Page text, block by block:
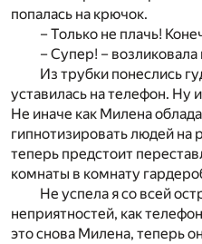
попалась на крючок.
– Только не плачь!
– Супер! – возликовала
Из трубки понеслись
уставилась на телефон. Ну
Не иначе как Милена
гипнотизировать людей на
теперь предстоит
комнаты в комнату
Не успела я со всей
неприятностей, как
это снова Милена, теперь